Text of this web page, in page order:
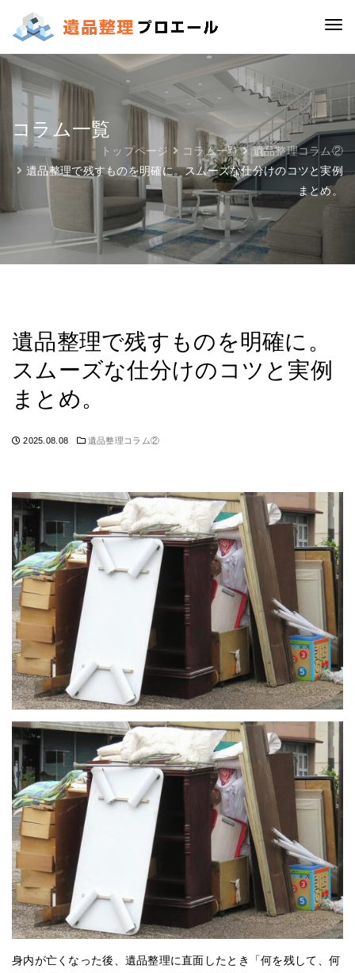
コラム一覧
トップページ コラム一覧
遺品整理コラム②
遺品整理で残すものを明確に。スムーズな仕分けのコツと実例
まとめ。
遺品整理で残すものを明確に。
スムーズな仕分けのコツと実例
まとめ。
2025.08.08 遺品整理コラム②
身内が亡くなった後、遺品整理に直面したとき「何を残して、何